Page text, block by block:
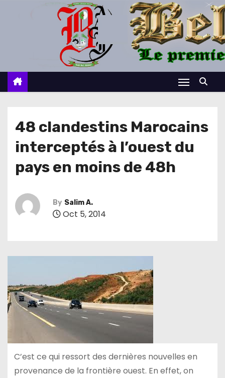
c
48 clandestins Marocains
interceptés à l’ouest du
pays en moins de 48h
By Salim A.
Oct 5, 2014
C’est ce qui ressort des dernières nouvelles en
provenance de la frontière ouest. En effet, on